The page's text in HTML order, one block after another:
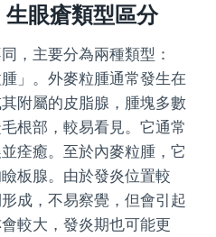
眼瘡類型區分
，主要分為兩種類型：
」。外麥粒腫通常發生在
附屬的皮脂腺，腫塊多數
根部，較易看見。它通常
痊癒。至於內麥粒腫，它
板腺。由於發炎位置較
成，不易察覺，但會引起
較大，發炎期也可能更